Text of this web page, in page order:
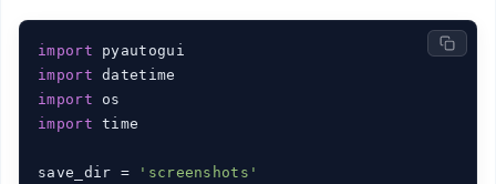
import
import
import
import time
save_dir =
'screenshots'